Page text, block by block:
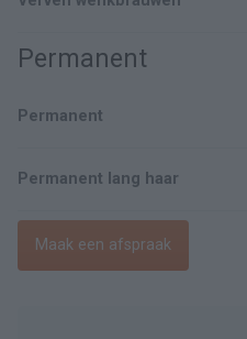
Permanent
Permanent
Permanent lang haar
Maak een afspraak